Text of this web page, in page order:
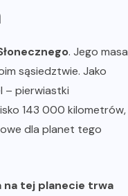
. Jego masa
sąsiedztwie. Jako
– pierwiastki
143 000 kilometrów,
dla planet tego
na tej planecie trwa